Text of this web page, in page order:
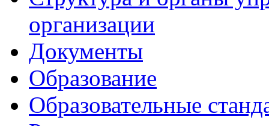
организации
Документы
Образование
Образовательные